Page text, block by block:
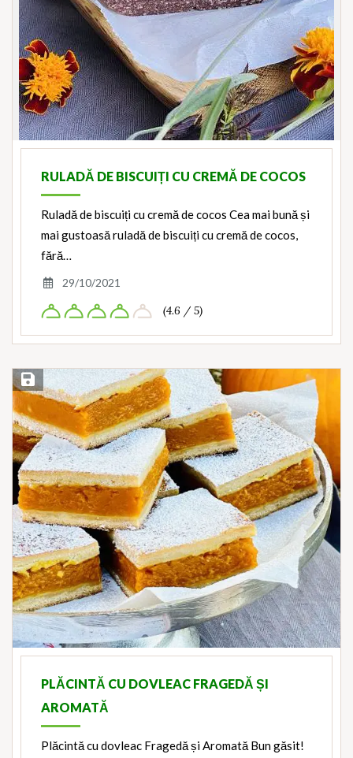
RULADĂ DE BISCUIȚI CU CREMĂ DE COCOS
Ruladă de biscuiți cu cremă de cocos Cea mai bună și
mai gustoasă ruladă de biscuiți cu cremă de cocos,
fără…
29/10/2021
(4.6 / 5)
Save Recipe
PLĂCINTĂ CU DOVLEAC FRAGEDĂ ȘI
AROMATĂ
Plăcintă cu dovleac Fragedă și Aromată Bun găsit!